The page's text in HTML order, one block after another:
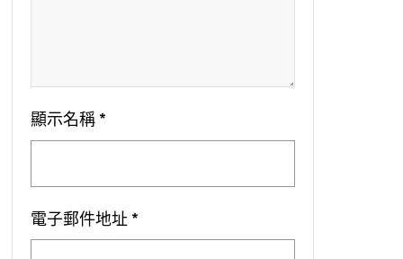
顯示名稱 *
電子郵件地址 *